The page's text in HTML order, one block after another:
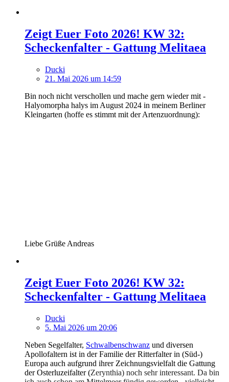
Zeigt Euer Foto 2026! KW 32:
Scheckenfalter - Gattung Melitaea
Ducki
21. Mai 2026 um 14:59
Bin noch nicht verschollen und mache gern wieder mit -
Halyomorpha halys im August 2024 in meinem Berliner
Kleingarten (hoffe es stimmt mit der Artenzuordnung):
Liebe Grüße Andreas
Zeigt Euer Foto 2026! KW 32:
Scheckenfalter - Gattung Melitaea
Ducki
5. Mai 2026 um 20:06
Neben Segelfalter, Schwalbenschwanz und diversen
Apollofaltern ist in der Familie der Ritterfalter in (Süd-)
Europa auch aufgrund ihrer Zeichnungsvielfalt die Gattung
der Osterluzeifalter (Zerynthia) noch sehr interessant. Da bin